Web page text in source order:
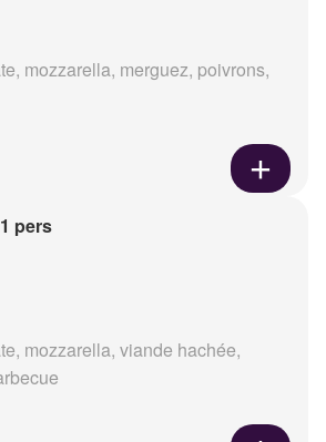
mozzarella, merguez, poivrons,
pers
mozzarella, viande hachée,